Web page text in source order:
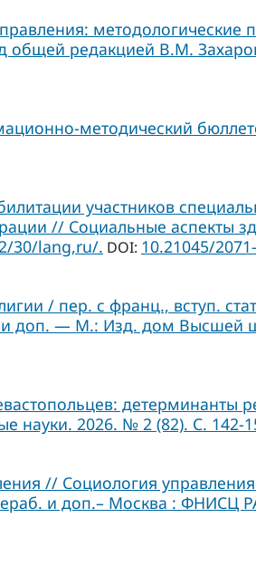
общей редакцией В.М.
методический
участников
// Социальные аспекты
30/lang,ru/. DOI: 10.21045/
/ пер. с франц., вступ.
доп. — М.: Изд. дом Высшей
детерминанты
науки. 2026. № 2 (82). С. 142-
// Социология
и доп.– Москва : ФНИСЦ